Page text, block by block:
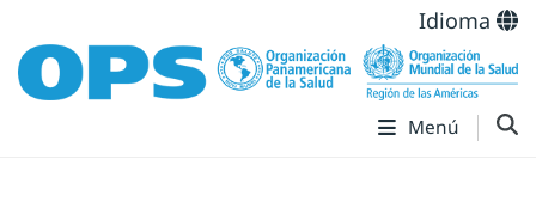
Idioma
Menú